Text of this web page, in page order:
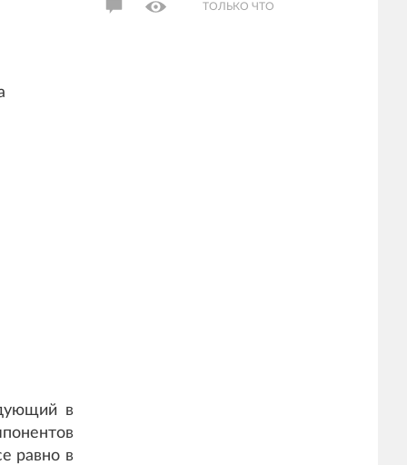
в
равно в
ТОЛЬКО ЧТО